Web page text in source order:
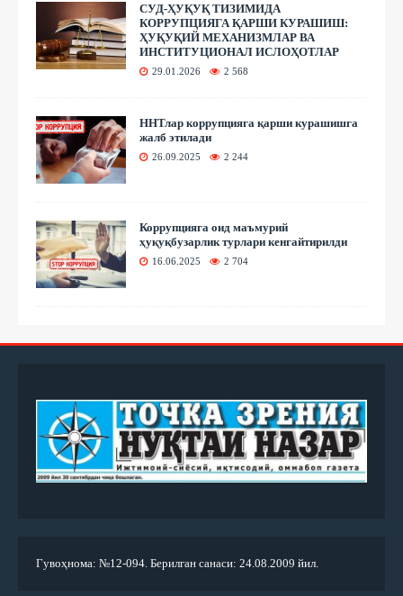
СУД-ҲУҚУҚ ТИЗИМИДА
КОРРУПЦИЯГА ҚАРШИ КУРАШИШ:
ҲУҚУҚИЙ МЕХАНИЗМЛАР ВА
ИНСТИТУЦИОНАЛ ИСЛОҲОТЛАР
29.01.2026 2 568
ННТлар коррупцияга қарши курашишга
жалб этилади
26.09.2025 2 244
Коррупцияга оид маъмурий
ҳуқуқбузарлик турлари кенгайтирилди
16.06.2025 2 704
Гувоҳнома: №12-094. Берилган санаси: 24.08.2009 йил.